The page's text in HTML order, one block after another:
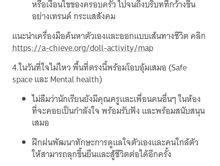
หรือเงื่อนไขของครอบครัว ไปจนถึงบริบทที่กว้างขึ้น
อย่างเทรนด์ กระแสสังคม
แนะนำเครื่องมือค้นหาตัวเองและออกแบบเส้นทางชีวิต คลิก
https://a-chieve.org/doll-activity/map
4.ในวันที่ใจไม่ไหว พื้นที่ตรงนี้พร้อมโอบอุ้มเสมอ (Safe
space และ Mental health)
ไม่ลืมว่านักเรียนยังมีคุณครูและเพื่อนคนอื่นๆ ในห้อง
ที่จะคอยเป็นกำลังใจ พร้อมรับฟัง และพร้อมสนับสนุน
เสมอ
ฝึกฝนพัฒนาทักษะการดูแลใจตัวเองและคนใกล้ตัว
ให้สามารถลุกขึ้นยืนและสู้ชีวิตต่อได้อีกครั้ง